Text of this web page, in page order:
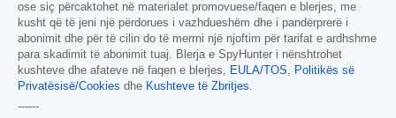
ose siç përcaktohet në materialet promovuese/faqen e blerjes, me
kusht që të jeni një përdorues i vazhdueshëm dhe i pandërprerë i
abonimit dhe për të cilin do të merrni një njoftim për tarifat e ardhshme
para skadimit të abonimit tuaj. Blerja e SpyHunter i nënshtrohet
kushteve dhe afateve në faqen e blerjes, EULA/TOS, Politikës së
Privatësisë/Cookies dhe Kushteve të Zbritjes.
------